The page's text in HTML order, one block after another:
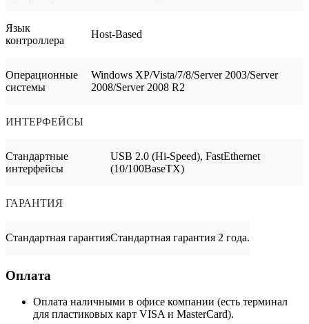
Язык
контроллера
Host-Based
Операционные
системы
Windows XP/Vista/7/8/Server 2003/Server
2008/Server 2008 R2
ИНТЕРФЕЙСЫ
Стандартные
интерфейсы
USB 2.0 (Hi-Speed), FastEthernet
(10/100BaseTX)
ГАРАНТИЯ
Стандартная гарантияСтандартная гарантия 2 года.
Оплата
Оплата наличными в офисе компании (есть терминал
для пластиковых карт VISA и MasterCard).